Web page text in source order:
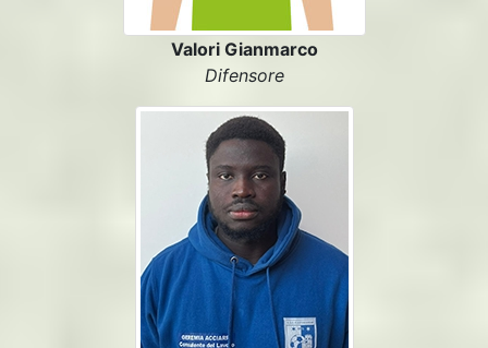
Valori Gianmarco
Difensore